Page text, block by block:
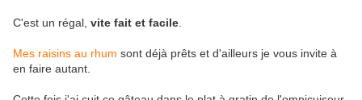
C'est un régal, vite fait et facile
Mes raisins au rhum sont déjà prêts et d'ailleurs je vous invite à
en faire autant.